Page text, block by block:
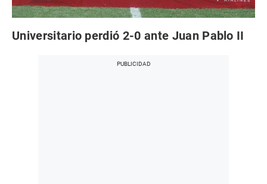
Universitario perdió 2-0 ante Juan Pablo II